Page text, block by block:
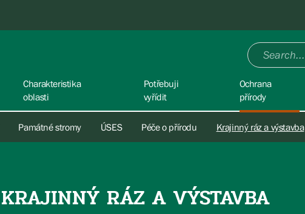
Charakteristika
oblasti
Potřebuji
vyřídit
Ochrana
přírody
Památné stromy ÚSES Péče o přírodu Krajinný ráz a výstavba
KRAJINNÝ RÁZ A VÝSTAVBA